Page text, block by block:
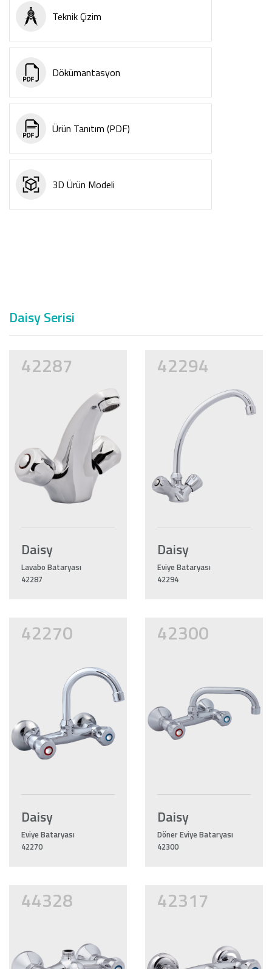
Teknik Çizim
Dökümantasyon
Ürün Tanıtım (PDF)
3D Ürün Modeli
Daisy Serisi
42287
Daisy
Lavabo Bataryası
42287
42294
Daisy
Eviye Bataryası
42294
42270
Daisy
Eviye Bataryası
42270
42300
Daisy
Döner Eviye Bataryası
42300
44328 42317